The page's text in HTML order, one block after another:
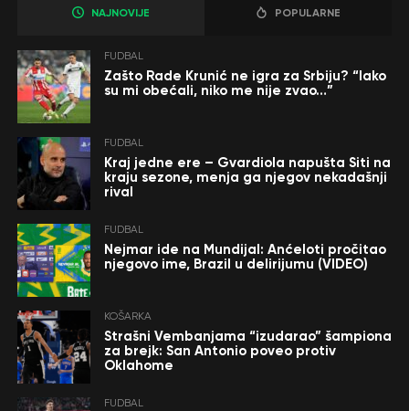
NAJNOVIJE POPULARNE
FUDBAL
Zašto Rade Krunić ne igra za Srbiju? “Iako
su mi obećali, niko me nije zvao…”
FUDBAL
Kraj jedne ere – Gvardiola napušta Siti na
kraju sezone, menja ga njegov nekadašnji
rival
FUDBAL
Nejmar ide na Mundijal: Anćeloti pročitao
njegovo ime, Brazil u delirijumu (VIDEO)
KOŠARKA
Strašni Vembanjama “izudarao” šampiona
za brejk: San Antonio poveo protiv
Oklahome
FUDBAL